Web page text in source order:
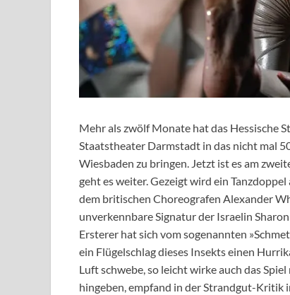
Mehr als zwölf Monate hat das Hessische
Staatstheater Darmstadt in das nicht mal
Wiesbaden zu bringen. Jetzt ist es am
geht es weiter. Gezeigt wird ein
dem britischen Choreografen Alexander
unverkennbare Signatur der Israelin
Ersterer hat sich vom sogenannten
ein Flügelschlag dieses Insekts einen
Luft schwebe, so leicht wirke auch das
hingeben, empfand in der Strandgut-